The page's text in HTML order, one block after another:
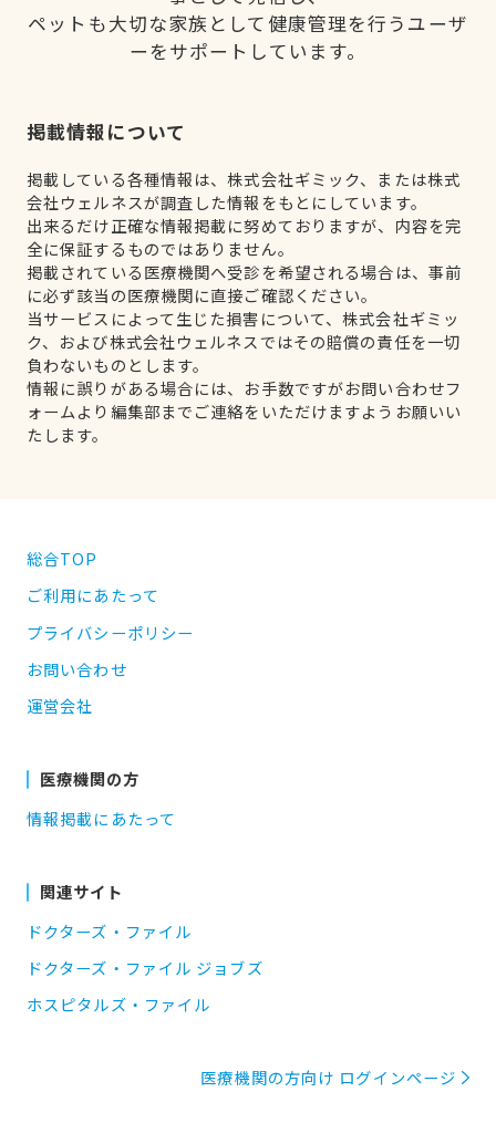
ペットも大切な家族として健康管理を行うユーザ
ーをサポートしています。
掲載情報について
掲載している各種情報は、株式会社ギミック、または株式
会社ウェルネスが調査した情報をもとにしています。
出来るだけ正確な情報掲載に努めておりますが、内容を完
全に保証するものではありません。
掲載されている医療機関へ受診を希望される場合は、事前
に必ず該当の医療機関に直接ご確認ください。
当サービスによって生じた損害について、株式会社ギミッ
ク、および株式会社ウェルネスではその賠償の責任を一切
負わないものとします。
情報に誤りがある場合には、お手数ですがお問い合わせフ
ォームより編集部までご連絡をいただけますようお願いい
たします。
総合TOP
ご利用にあたって
プライバシーポリシー
お問い合わせ
運営会社
医療機関の方
情報掲載にあたって
関連サイト
ドクターズ・ファイル
ドクターズ・ファイル ジョブズ
ホスピタルズ・ファイル
医療機関の方向け ログインページ